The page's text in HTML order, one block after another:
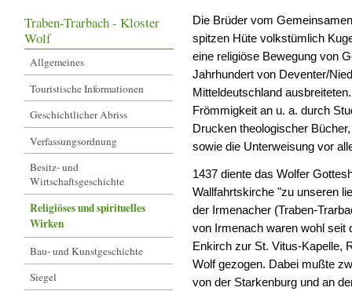
Traben-Trarbach - Kloster
Wolf
Allgemeines
Touristische Informationen
Geschichtlicher Abriss
Verfassungsordnung
Besitz- und
Wirtschaftsgeschichte
Religiöses und spirituelles
Wirken
Bau- und Kunstgeschichte
Siegel
Die Brüder vom
spitzen Hüte volkstümlich
eine religiöse Bewegung von
Jahrhundert von Deventer/
Mitteldeutschland
Frömmigkeit an u. a. durch
Drucken theologischer
sowie die Unterweisung vor
1437 diente das Wolfer
Wallfahrtskirche "zu unseren
der Irmenacher (Traben-
von Irmenach waren wohl seit
Enkirch zur St. Vitus-Kapelle,
Wolf gezogen. Dabei mußte
von der Starkenburg und an